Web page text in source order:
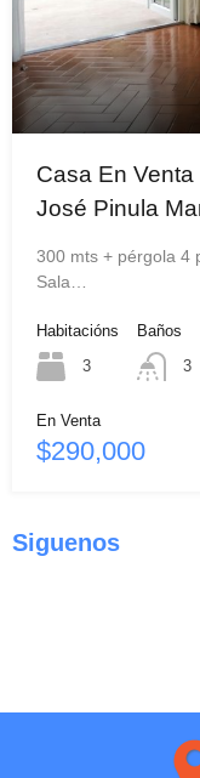
Casa En
José Pinula
300 mts + pérgola 4
Sala…
Habitacións
3
Baños
3
En Venta
$290,000
Siguenos